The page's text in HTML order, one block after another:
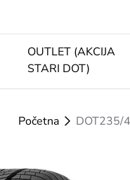
OUTLET (AKCIJA
STARI DOT)
Početna DOT235/